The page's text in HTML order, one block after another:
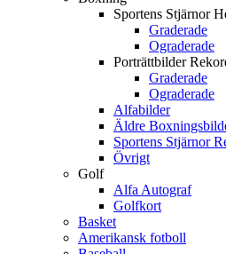
Sportens Stjärnor
Graderade
Ograderade
Porträttbilder
Graderade
Ograderade
Alfabilder
Äldre
Sportens Stjärnor
Övrigt
Golf
Alfa Autograf
Golfkort
Basket
Amerikansk fotboll